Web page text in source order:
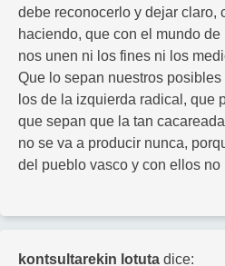
debe reconocerlo y dejar claro,
haciendo, que con el mundo
nos unen ni los fines ni los
Que lo sepan nuestros
los de la izquierda radical, que
que sepan que la tan
no se va a producir nunca,
del pueblo vasco y con ellos no
kontsultarekin lotuta dice: